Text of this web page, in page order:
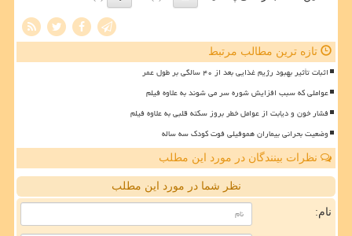
تازه ترین مطالب مرتبط
اثبات تأثیر بهبود رژیم غذایی بعد از ۴۰ سالگی بر طول عمر
عواملی که سبب افزایش شوره سر می شوند به علاوه فیلم
فشار خون و دیابت از عوامل خطر بروز سکته قلبی به علاوه فیلم
وضعیت بحرانی بیماران هموفیلی فوت کودک سه ساله
نظرات بینندگان در مورد این مطلب
نظر شما در مورد این مطلب
نام: